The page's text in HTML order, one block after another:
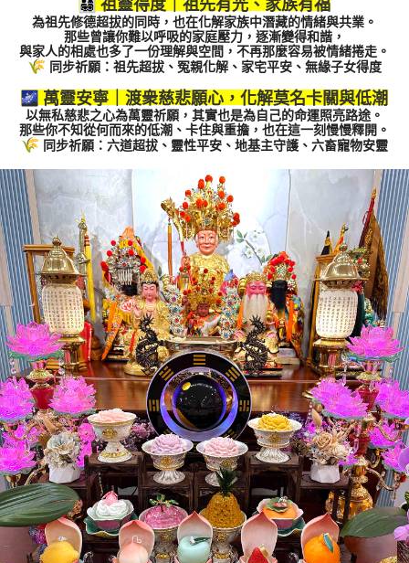
祖靈得度｜祖先有光、家族有福
為祖先修德超拔的同時，也在化解家族中潛藏的情緒與共業。
那些曾讓你難以呼吸的家庭壓力，逐漸變得和諧，
與家人的相處也多了一份理解與空間，不再那麼容易被情緒捲走。
同步祈願：祖先超拔、冤親化解、家宅平安、無緣子女得度
萬靈安寧｜渡衆慈悲願心，化解莫名卡關與低潮
以無私慈悲之心為萬靈祈願，其實也是為自己的命運照亮路途。
那些你不知從何而來的低潮、卡住與重擔，也在這一刻慢慢釋開。
同步祈願：六道超拔、靈性平安、地基主守護、六畜寵物安靈